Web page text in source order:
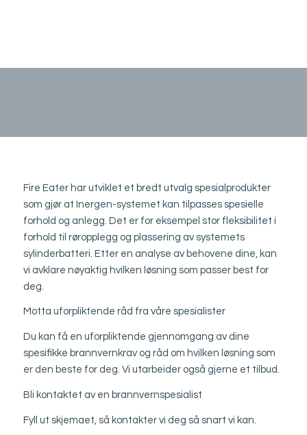
Fire Eater har utviklet et bredt utvalg spesialprodukter
som gjør at Inergen-systemet kan tilpasses spesielle
forhold og anlegg. Det er for eksempel stor fleksibilitet i
forhold til røropplegg og plassering av systemets
sylinderbatteri. Etter en analyse av behovene dine, kan
vi avklare nøyaktig hvilken løsning som passer best for
deg.
Motta uforpliktende råd fra våre spesialister
Du kan få en uforpliktende gjennomgang av dine
spesifikke brannvernkrav og råd om hvilken løsning som
er den beste for deg. Vi utarbeider også gjerne et tilbud.
Bli kontaktet av en brannvernspesialist
Fyll ut skjemaet, så kontakter vi deg så snart vi kan.